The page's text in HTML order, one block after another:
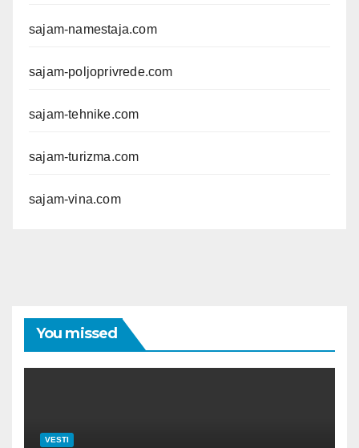
sajam-namestaja.com
sajam-poljoprivrede.com
sajam-tehnike.com
sajam-turizma.com
sajam-vina.com
You missed
VESTI